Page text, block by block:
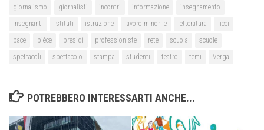
giornalismo
giornalisti incontri informazione
insegnamento
insegnanti
istituti istruzione lavoro minorile letteratura
licei
pace
pièce presidi professioniste rete scuola
scuole
spettacoli
spettacolo stampa studenti teatro temi Verga
POTREBBERO INTERESSARTI ANCHE...